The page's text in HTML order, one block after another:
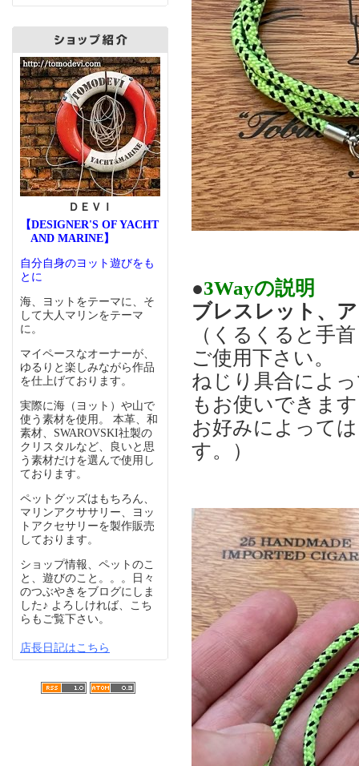
ＤＥＶＩ
【DESIGNER'S OF YACHT
AND MARINE】
自分自身のヨット遊びをも
とに
海、ヨットをテーマに、そ
して大人マリンをテーマ
に。
マイペースなオーナーが、
ゆるりと楽しみながら作品
を仕上げております。
実際に海（ヨット）や山で
使う素材を使用。 本革、和
素材、SWAROVSKI社製の
クリスタルなど、良いと思
う素材だけを選んで使用し
ております。
ペットグッズはもちろん、
マリンアクササリー、ヨッ
トアクセサリーを製作販売
しております。
ショップ情報、ペットのこ
と、遊びのこと。。。日々
のつぶやきをブログにしま
した♪ よろしければ、こち
らもご覧下さい。
店長日記はこちら
●3Wayの説明
ブレスレット、
（くるくると手
ご使用下さい。
ねじり具合によ
もお使いできま
お好みによって
す。）